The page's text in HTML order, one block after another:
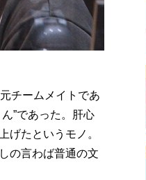
チームメイトであ
”であった。肝心
げたというモノ。
の言わば普通の文